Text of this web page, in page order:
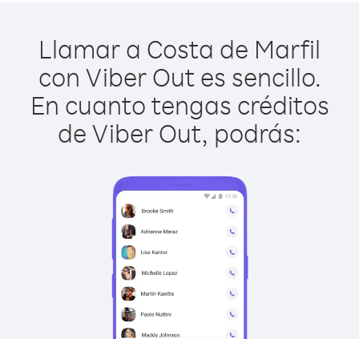
Llamar a Costa de Marfil
con Viber Out es sencillo.
En cuanto tengas créditos
de Viber Out, podrás: